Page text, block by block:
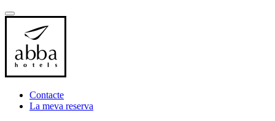
Contacte
La meva reserva